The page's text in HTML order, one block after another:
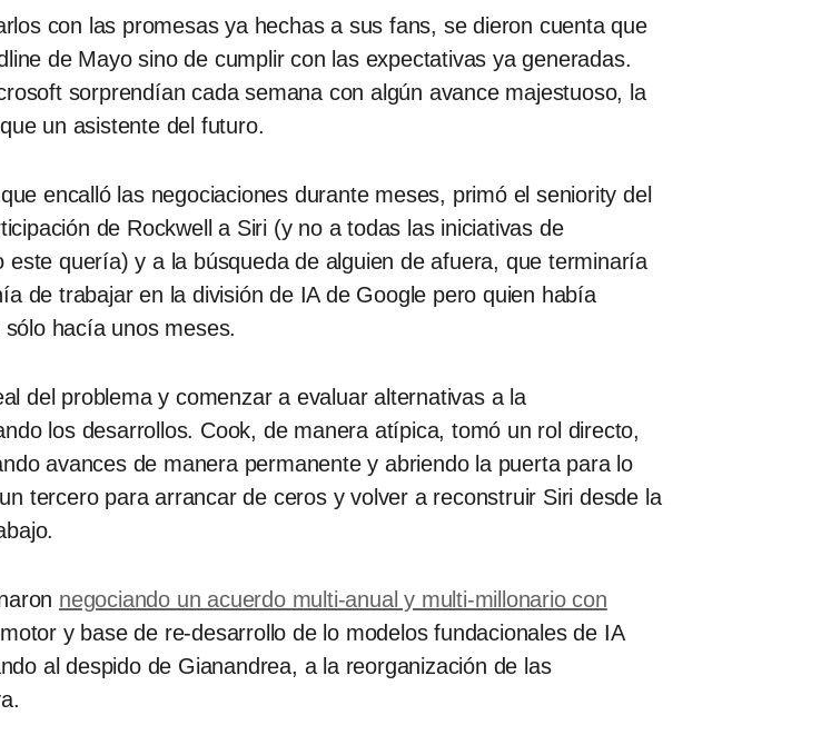
con las promesas ya hechas a sus fans, se dieron cuenta que
de Mayo sino de cumplir con las expectativas ya generadas.
sorprendían cada semana con algún avance majestuoso, la
un asistente del futuro.
encalló las negociaciones durante meses, primó el seniority del
de Rockwell a Siri (y no a todas las iniciativas de
quería) y a la búsqueda de alguien de afuera, que terminaría
de trabajar en la división de IA de Google pero quien había
hacía unos meses.
del problema y comenzar a evaluar alternativas a la
los desarrollos. Cook, de manera atípica, tomó un rol directo,
avances de manera permanente y abriendo la puerta para lo
tercero para arrancar de ceros y volver a reconstruir Siri desde la
negociando un acuerdo multi-anual y multi-millonario con
y base de re-desarrollo de lo modelos fundacionales de IA
al despido de Gianandrea, a la reorganización de las